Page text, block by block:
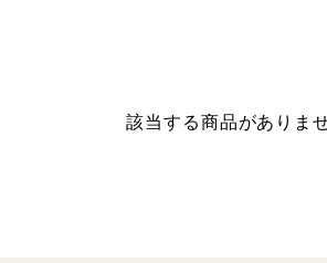
該当する商品がありませ